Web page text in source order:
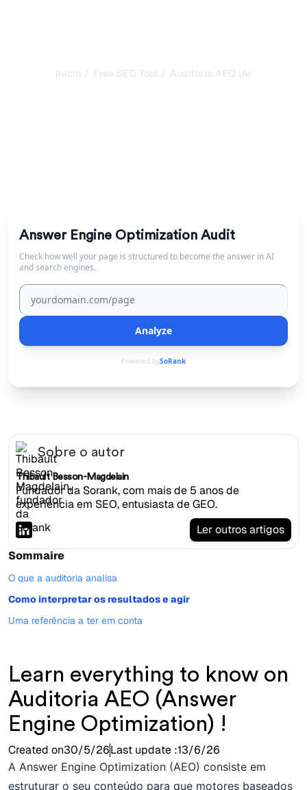
Início / Free SEO Tool / Auditoria AEO (Answer
Answer Engine Optimization Audit
Check how well your page is structured to become the answer in AI
and search engines.
Analyze
Powered bySoRank
Sobre o autor
Thibault Besson-Magdelain
Fundador da Sorank, com mais de 5 anos de
experiência em SEO, entusiasta de GEO.
Ler outros artigos
Sommaire
O que a auditoria analisa
Como interpretar os resultados e agir
Uma referência a ter em conta
Learn everything to know on
Auditoria AEO (Answer
Engine Optimization) !
Created on30/5/26Last update :13/6/26
A Answer Engine Optimization (AEO) consiste em
estruturar o seu conteúdo para que motores baseados